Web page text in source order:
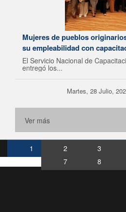
Mujeres de pueblos
su empleabilidad con
El Servicio Nacional de
entregó los...
Martes, 28 Julio,
Ver más
1 2 3
7
8